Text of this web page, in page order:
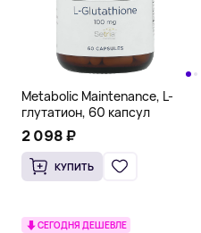
Metabolic Maintenance, L-
глутатион, 60 капсул
2 098 ₽
КУПИТЬ
СЕГОДНЯ ДЕШЕВЛЕ